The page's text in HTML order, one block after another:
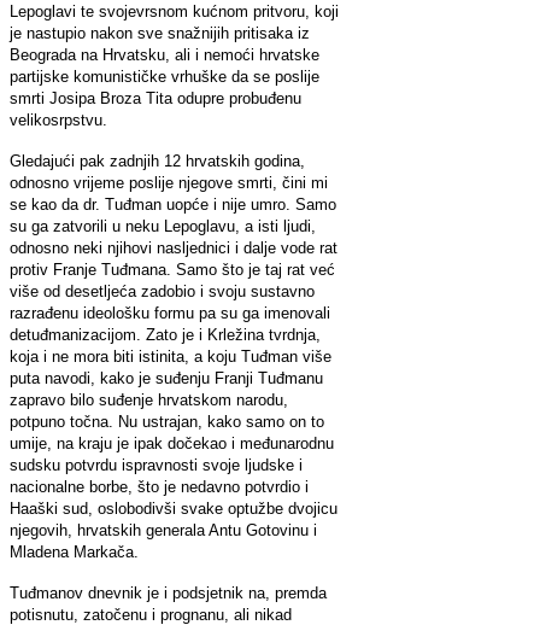
Lepoglavi te svojevrsnom kućnom pritvoru, koji
je nastupio nakon sve snažnijih pritisaka iz
Beograda na Hrvatsku, ali i nemoći hrvatske
partijske komunističke vrhuške da se poslije
smrti Josipa Broza Tita odupre probuđenu
velikosrpstvu.
Gledajući pak zadnjih 12 hrvatskih godina,
odnosno vrijeme poslije njegove smrti, čini mi
se kao da dr. Tuđman uopće i nije umro. Samo
su ga zatvorili u neku Lepoglavu, a isti ljudi,
odnosno neki njihovi nasljednici i dalje vode rat
protiv Franje Tuđmana. Samo što je taj rat već
više od desetljeća zadobio i svoju sustavno
razrađenu ideološku formu pa su ga imenovali
detuđmanizacijom. Zato je i Krležina tvrdnja,
koja i ne mora biti istinita, a koju Tuđman više
puta navodi, kako je suđenju Franji Tuđmanu
zapravo bilo suđenje hrvatskom narodu,
potpuno točna. Nu ustrajan, kako samo on to
umije, na kraju je ipak dočekao i međunarodnu
sudsku potvrdu ispravnosti svoje ljudske i
nacionalne borbe, što je nedavno potvrdio i
Haaški sud, oslobodivši svake optužbe dvojicu
njegovih, hrvatskih generala Antu Gotovinu i
Mladena Markača.
Tuđmanov dnevnik je i podsjetnik na, premda
potisnutu, zatočenu i prognanu, ali nikad